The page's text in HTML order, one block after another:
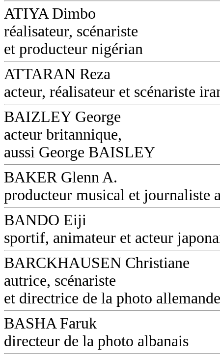
ATIYA Dimbo
réalisateur, scénariste
et producteur nigérian
ATTARAN Reza
acteur, réalisateur et scénariste
BAIZLEY George
acteur britannique,
aussi George BAISLEY
BAKER Glenn A.
producteur musical et journaliste
BANDO Eiji
sportif, animateur et acteur
BARCKHAUSEN Christiane
autrice, scénariste
et directrice de la photo allemande
BASHA Faruk
directeur de la photo albanais